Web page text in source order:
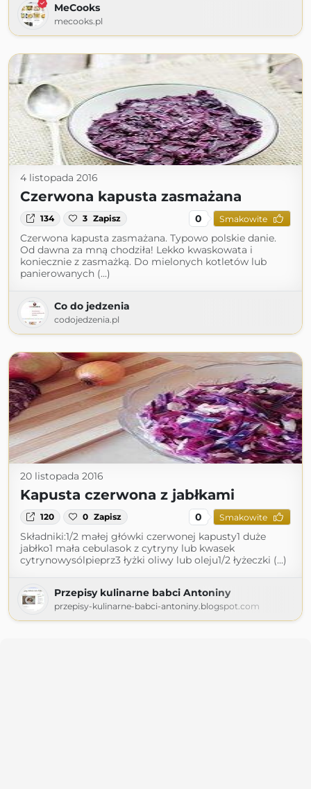
MeCooks
mecooks.pl
4 listopada 2016
Czerwona kapusta zasmażana
134 3 Zapisz 0 Smakowite
Czerwona kapusta zasmażana. Typowo polskie danie.
Od dawna za mną chodziła! Lekko kwaskowata i
koniecznie z zasmażką. Do mielonych kotletów lub
panierowanych (...)
Co do jedzenia
codojedzenia.pl
20 listopada 2016
Kapusta czerwona z jabłkami
120 0 Zapisz 0 Smakowite
Składniki:1/2 małej główki czerwonej kapusty1 duże
jabłko1 mała cebulasok z cytryny lub kwasek
cytrynowysólpieprz3 łyżki oliwy lub oleju1/2 łyżeczki (...)
Przepisy kulinarne babci Antoniny
przepisy-kulinarne-babci-antoniny.blogspot.com